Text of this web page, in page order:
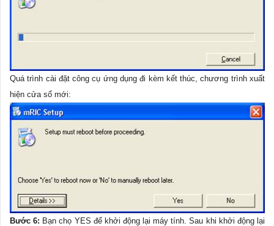
Quá trình cài đặt công cụ ứng dụng đi kèm kết thúc, chương trình xuất
hiện cửa sổ mới:
Bước 6: Bạn chọ YES để khởi động lại máy tính. Sau khi khởi động lại